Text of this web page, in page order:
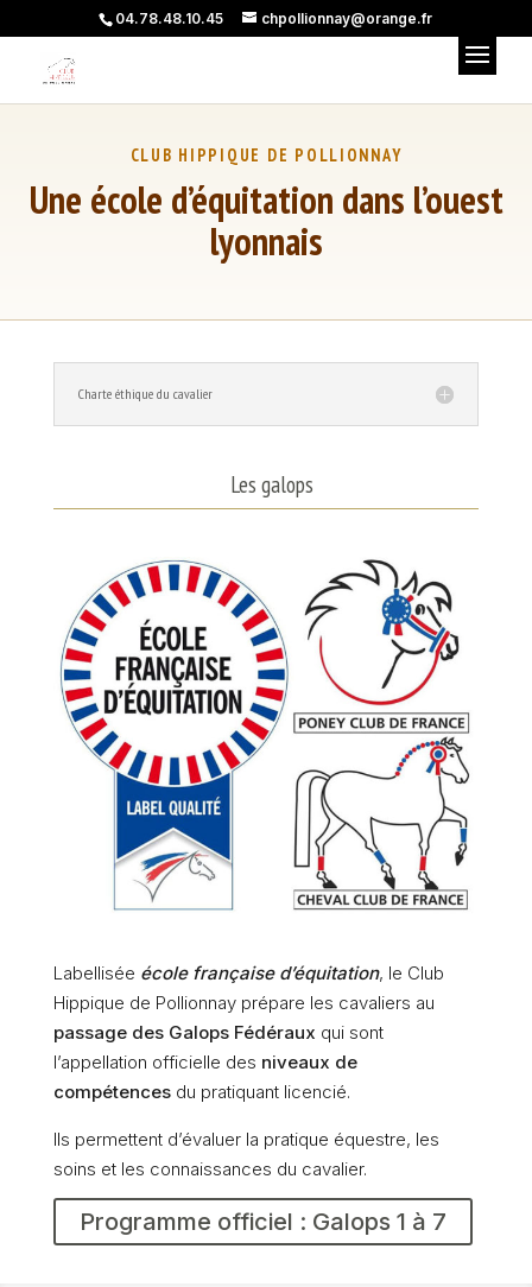
04.78.48.10.45 chpollionnay@orange.fr
Une école d’équitation dans l’ouest
lyonnais
Charte éthique du cavalier
Les galops
Labellisée école française d’équitation, le Club
Hippique de Pollionnay prépare les cavaliers au
passage des Galops Fédéraux qui sont
l’appellation officielle des niveaux de
compétencesdu pratiquant licencié.
Ils permettent d’évaluer la pratique équestre, les
soins et les connaissances du cavalier.
Programme officiel : Galops 1 à 7